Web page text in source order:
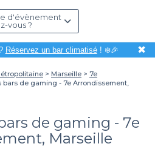
d'évènement
vous ?
Réservez un bar climatisé! ❄️🎉 ✖
Marseille
7e
bars de gaming - 7e Arrondissement,
de gaming - 7e
Marseille